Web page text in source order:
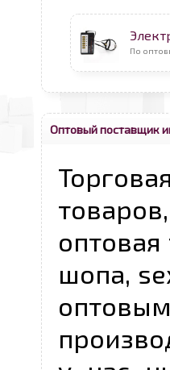
По
Оптовый поставщик
шопа,